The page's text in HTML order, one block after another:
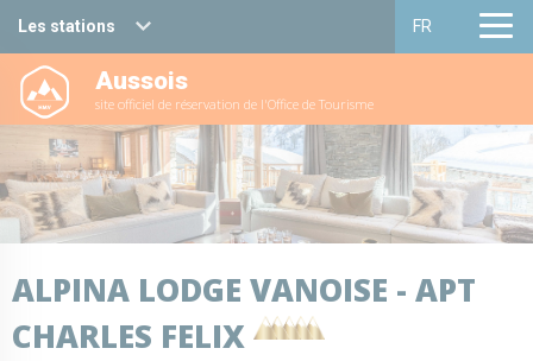
Les stations
Haute Maurienne Vanoise
Valfréjus
La Norma
Aussois
Val Cenis
Bessans
FR
Français
English
Aussois
site officiel de réservation de l'Office de Tourisme
ALPINA LODGE VANOISE - APT
CHARLES FELIX